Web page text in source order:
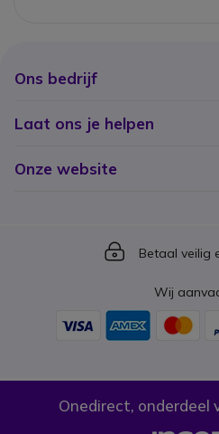
Ons bedrijf
Laat ons je helpen
Onze website
Icon
Betaal veilig
Wij
Onedirect, onderdeel